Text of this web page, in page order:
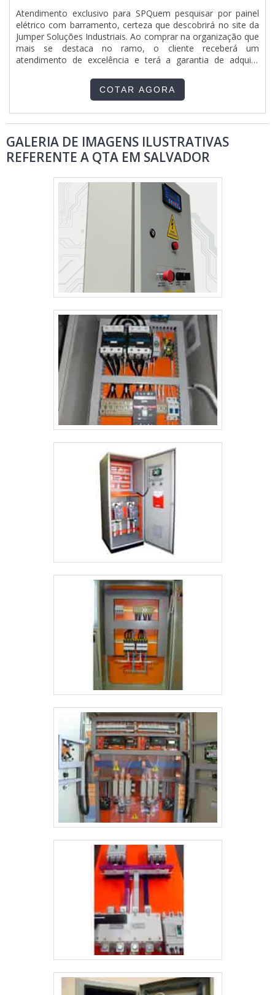
Atendimento exclusivo para SPQuem pesquisar por painel
elétrico com barramento, certeza que descobrirá no site da
Jumper Soluções Industriais. Ao comprar na organização que
mais se destaca no ramo, o cliente receberá um
atendimento de excelência e terá a garantia de adquirir
quesito é painel elétrico com barramento, com a Jumper
Soluções Industriais o cliente obterá assertividade e
produzir uma estrutura com escritório de alta qualidade
onde são realizadas as atividades e equipamentos de última
geração, tudo isso para garantir que se tenha painel elétrico
com barramento com excelente custo-benefício.Há muitas
maneiras eficientes de uma companhia demonstrar
competência, excelência e destaque em sua área de
atuação. A Jumper Soluções Industriais se mostra referência
por ter: Colaboradores eficientes; Atendimento
personalizado; Preço justo; Cursos NR10, NR35, ASO E SEP
ministrados para toda a equipe.Ainda com uma visão
analítica sobre painel elétrico com barramento, é importante
buscar uma empresa que tenha produtos e serviços com
ótima qualidade e excelente custo-benefício, detalhes
primordiais que são deixados de lado por muitas empresas
que a Jumper Soluções Industriais é uma empresa
responsável quando explanamos o segmento de montagens
eletromecânicas e instalações elétricas. A empresa busca a
tecnologia e desenvolvimento no que gera resultado e
qualidade para os clientes.GARANTIA E ASSERTIVIDADE NO
SEGMENTONa Jumper Soluções Industriais sempre tem a
solução mais buscada na área de montagens
eletromecânicas e instalações elétricas. Com foco na
experiência dos clientes, oferece itens variados como painel
de comando elétrico e painéis clp com ótima qualidade e
excelente custo-benefício.Para uma maior satisfação dos
clientes, a empresa busca investir nos melhores
profissionais do mercado, e em instalações modernas,
garantindo assim, confiabilidade e boa cotação no
mercado.A Jumper Soluções Industriais é uma empresa que
tem sido apontada de forma positiva no segmento pela
idoneidade em tudo que faz, o que garante uma entrega de
excelência de ponta a ponta.
COTAR AGORA
GALERIA DE IMAGENS ILUSTRATIVAS
REFERENTE A QTA EM SALVADOR